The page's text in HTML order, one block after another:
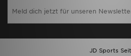
JD Sports